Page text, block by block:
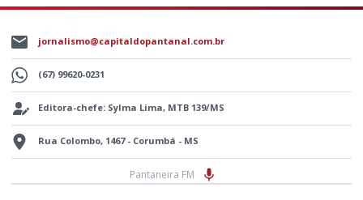
jornalismo@capitaldopantanal.com.br
(67) 99620-0231
Editora-chefe: Sylma Lima, MTB 139/MS
Rua Colombo, 1467 - Corumbá - MS
Pantaneira FM